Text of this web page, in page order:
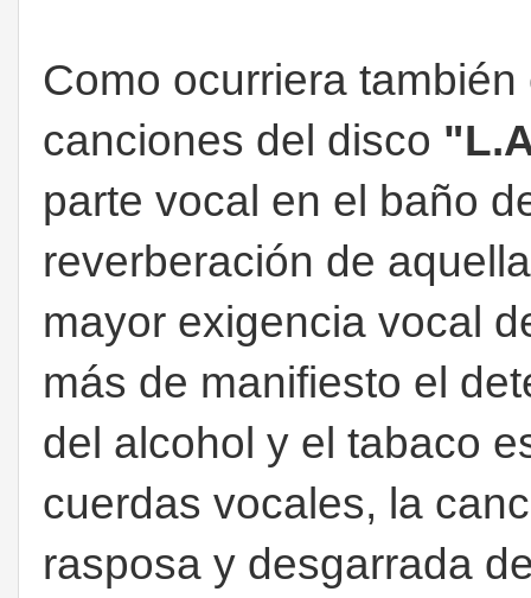
Como ocurriera
canciones del disco
parte vocal en el baño
reverberación de
mayor exigencia vocal
más de manifiesto el
del alcohol y el tabaco
cuerdas vocales, la
rasposa y desgarrada